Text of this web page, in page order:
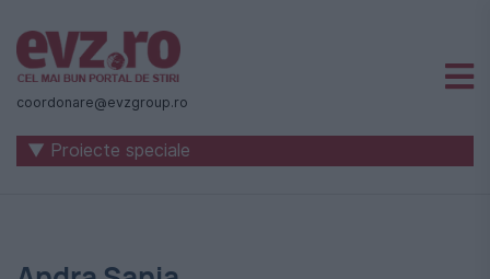
Știri
naționale
internaționale
coordonare@evzgroup.ro
▼ Proiecte speciale